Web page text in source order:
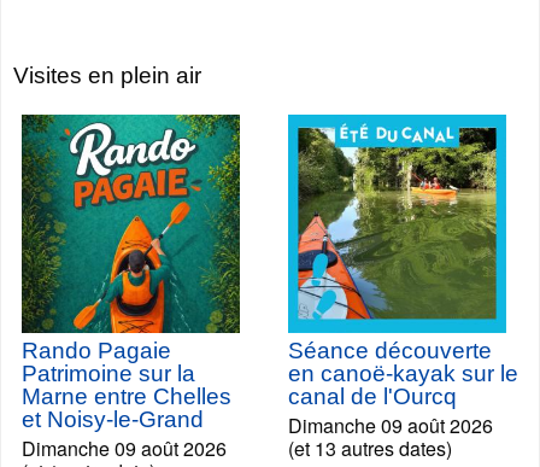
Visites en plein air
Rando Pagaie
Patrimoine sur la
Marne entre Chelles
et Noisy-le-Grand
Dimanche 09 août 2026
Séance découverte
en canoë-kayak sur le
canal de l'Ourcq
Dimanche 09 août 2026
(et 13 autres dates)